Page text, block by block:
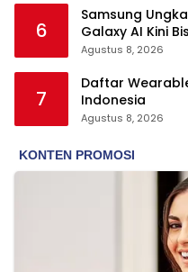
6
Samsung
Galaxy AI Kini
Agustus 8, 2026
7
Daftar
Indonesia
Agustus 8, 2026